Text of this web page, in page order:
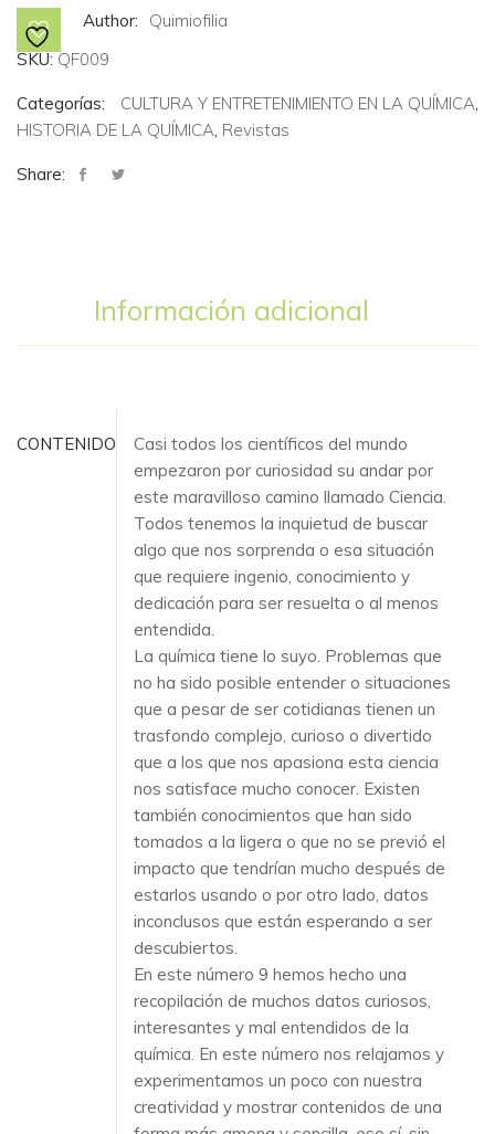
Author:
Quimiofilia
SKU: QF009
Categorías: CULTURA Y ENTRETENIMIENTO EN LA QUÍMICA,
HISTORIA DE LA QUÍMICA, Revistas
Share:
Información adicional
CONTENIDO
Casi todos los científicos del mundo
empezaron por curiosidad su andar por
este maravilloso camino llamado Ciencia.
Todos tenemos la inquietud de buscar
algo que nos sorprenda o esa situación
que requiere ingenio, conocimiento y
dedicación para ser resuelta o al menos
entendida.
La química tiene lo suyo. Problemas que
no ha sido posible entender o situaciones
que a pesar de ser cotidianas tienen un
trasfondo complejo, curioso o divertido
que a los que nos apasiona esta ciencia
nos satisface mucho conocer. Existen
también conocimientos que han sido
tomados a la ligera o que no se previó el
impacto que tendrían mucho después de
estarlos usando o por otro lado, datos
inconclusos que están esperando a ser
descubiertos.
En este número 9 hemos hecho una
recopilación de muchos datos curiosos,
interesantes y mal entendidos de la
química. En este número nos relajamos y
experimentamos un poco con nuestra
creatividad y mostrar contenidos de una